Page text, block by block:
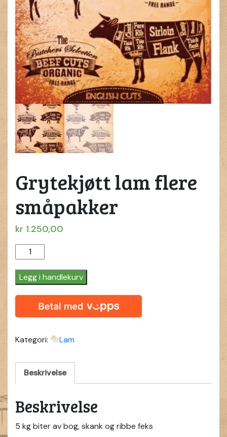
Grytekjøtt lam flere
småpakker
kr 1.250,00
Grytekjøtt
lam
flere
småpakker
quantity
Legg i handlekurv
Kategori: Lam
Beskrivelse
Beskrivelse
5 kg biter av bog, skank og ribbe feks